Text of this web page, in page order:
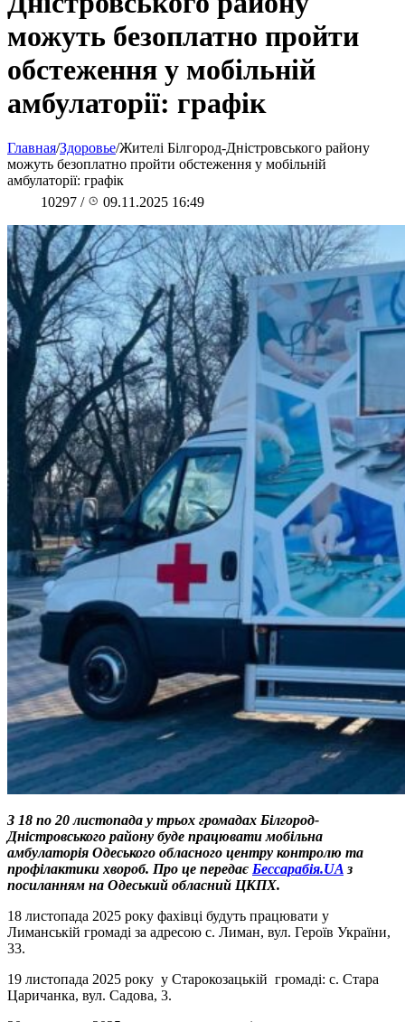
можуть безоплатно пройти
обстеження у мобільній
амбулаторії: графік
Главная/Здоровье/Жителі Білгород-Дністровського району
можуть безоплатно пройти обстеження у мобільній
амбулаторії: графік
10297 / 09.11.2025 16:49
З 18 по 20 листопада у трьох громадах Білгород-
Дністровського району буде працювати мобільна
амбулаторія Одеського обласного центру контролю та
профілактики хвороб. Про це передає Бессарабія.UA з
посиланням на Одеський обласний ЦКПХ.
18 листопада 2025 року фахівці будуть працювати у
Лиманській громаді за адресою с. Лиман, вул. Героїв України,
33.
19 листопада 2025 року у Старокозацькій громаді: с. Стара
Царичанка, вул. Садова, 3.